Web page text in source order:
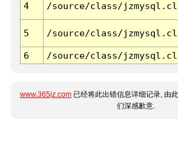
4 /source/class/
5 /source/class/
6 /source/class/
www.365jz.com 已经将此出错信息详细记录, 由
们深感歉意.